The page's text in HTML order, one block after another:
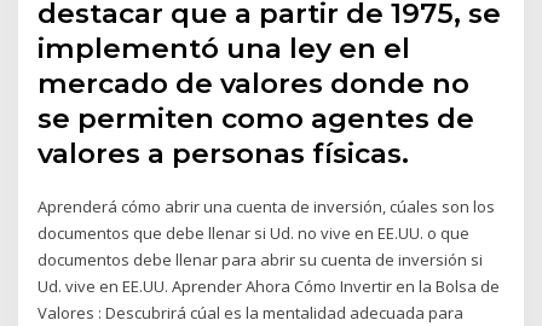
destacar que a partir de 1975, se
implementó una ley en el
mercado de valores donde no
se permiten como agentes de
valores a personas físicas.
Aprenderá cómo abrir una cuenta de inversión, cúales son los
documentos que debe llenar si Ud. no vive en EE.UU. o que
documentos debe llenar para abrir su cuenta de inversión si
Ud. vive en EE.UU. Aprender Ahora Cómo Invertir en la Bolsa de
Valores : Descubrirá cúal es la mentalidad adecuada para